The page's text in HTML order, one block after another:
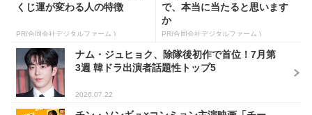
くじ運が変わる人の特徴
PR(合同会社デジタルファーム )
で、本当に当たると思います
か
PR(合同会社デジタルファーム )
ナム・ジュヒョク、除隊後初作で首位！7月第
3週 韓ドラ出演者話題性トップ5
2026.07.22